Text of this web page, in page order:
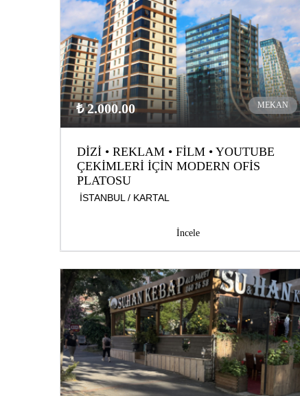
₺ 2.000.00 MEKAN
DİZİ • REKLAM • FİLM • YOUTUBE
ÇEKİMLERİ İÇİN MODERN OFİS
PLATOSU
İSTANBUL / KARTAL
İncele